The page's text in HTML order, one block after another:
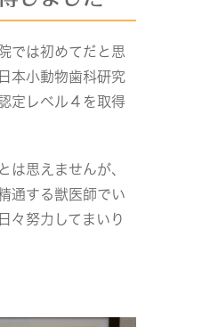
では初めてだと思
本小動物歯科研究
定レベル４を取得
は思えませんが、
通する獣医師でい
々努力してまいり